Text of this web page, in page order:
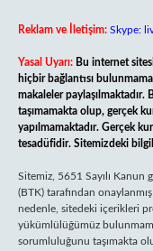
Reklam ve İletişim: Skype:
Yasal Uyarı: Bu internet
hiçbir bağlantısı
makaleler
taşımamakta olup, gerçek
yapılmamaktadır. Gerçek
tesadüfidir. Sitemizdeki
Sitemiz, 5651 Sayılı
(BTK) tarafından
nedenle, sitedeki içerikleri
yükümlülüğümüz
sorumluluğunu taşımakta